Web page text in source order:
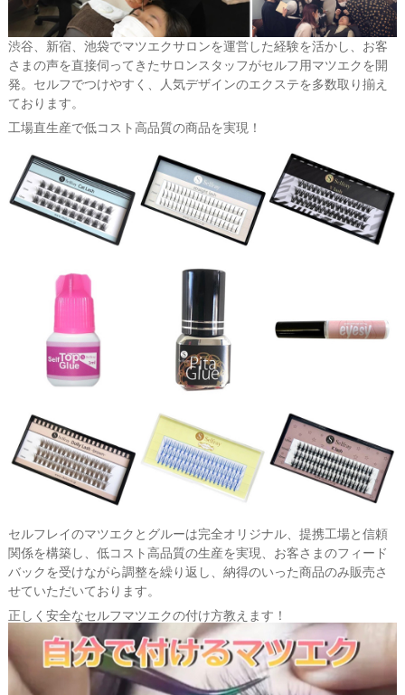
渋谷、新宿、池袋でマツエクサロンを運営した経験を活かし、お客
さまの声を直接伺ってきたサロンスタッフがセルフ用マツエクを開
発。セルフでつけやすく、人気デザインのエクステを多数取り揃え
ております。
工場直生産で低コスト高品質の商品を実現！
セルフレイのマツエクとグルーは完全オリジナル、提携工場と信頼
関係を構築し、低コスト高品質の生産を実現、お客さまのフィード
バックを受けながら調整を繰り返し、納得のいった商品のみ販売さ
せていただいております。
正しく安全なセルフマツエクの付け方教えます！